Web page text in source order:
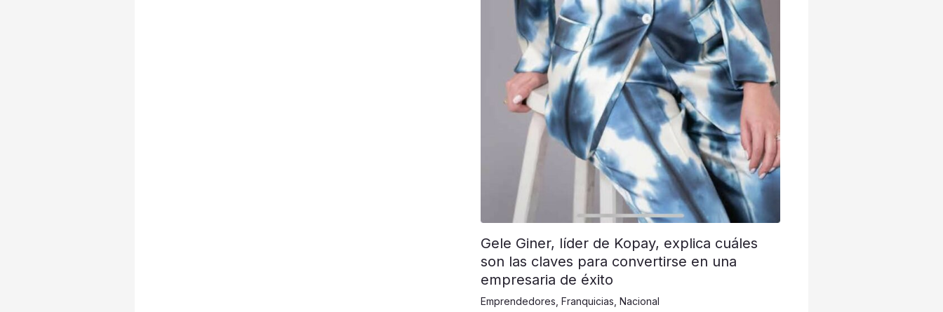
Gele Giner, líder de Kopay, explica cuáles
son las claves para convertirse en una
empresaria de éxito
Emprendedores Franquicias Nacional